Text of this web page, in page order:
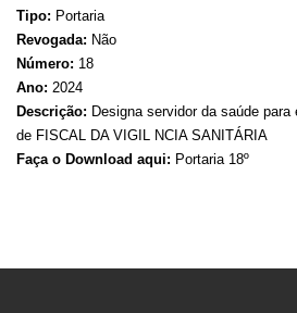
Tipo: Portaria
Revogada: Não
Número: 18
Ano: 2024
Descrição: Designa servidor da saúde
de FISCAL DA VIGIL NCIA SANITÁRIA
Faça o Download aqui: Portaria 18º